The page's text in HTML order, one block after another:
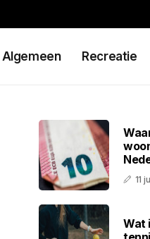
Algemeen Recreatie
11
Wat